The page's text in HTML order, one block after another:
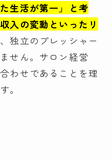
生活が第一」と考
入の変動といったリ
独立のプレッシャー
せん。サロン経営
わせであることを理
。